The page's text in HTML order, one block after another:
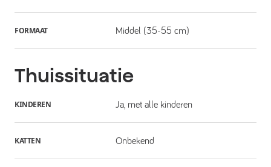
FORMAAT Middel (35-55 cm)
Thuissituatie
KINDEREN Ja, met alle kinderen
KATTEN Onbekend